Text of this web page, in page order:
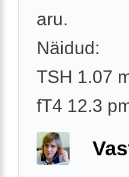
aru.
Näidud:
TSH 1.07
fT4 12.3